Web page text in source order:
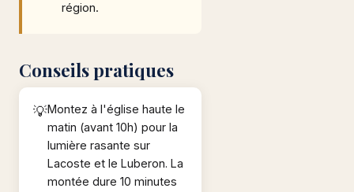
région.
Conseils pratiques
Montez à l'église haute le
matin (avant 10h) pour la
lumière rasante sur
Lacoste et le Luberon. La
montée dure 10 minutes